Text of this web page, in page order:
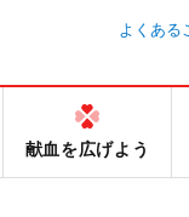
よくある
献血を広げよう